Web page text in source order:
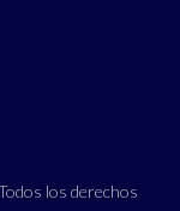
los derechos